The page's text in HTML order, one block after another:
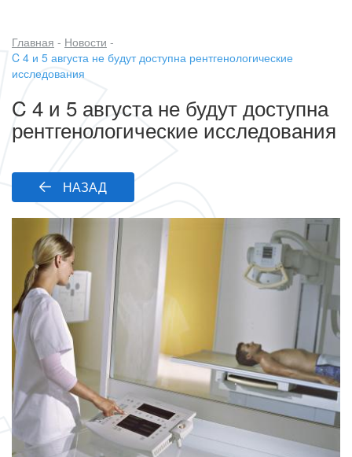
Строка
навигации
Главная
Новости
C 4 и 5 августа не будут доступна рентгенологические
исследования
C 4 и 5 августа не будут доступна
рентгенологические исследования
НАЗАД